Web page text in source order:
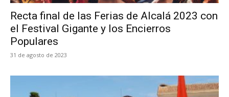
Recta final de las Ferias de Alcalá 2023 con
el Festival Gigante y los Encierros
Populares
31 de agosto de 2023